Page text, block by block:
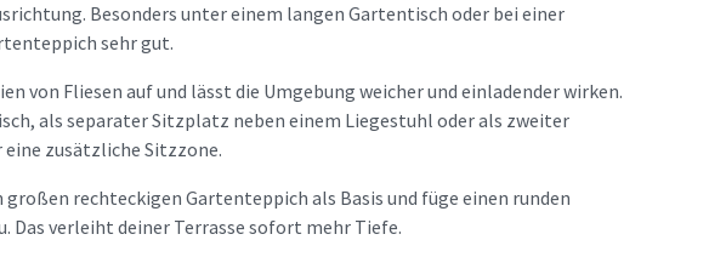
Besonders unter einem langen Gartentisch oder bei einer
sehr gut.
von Fliesen auf und lässt die Umgebung weicher und einladender wirken.
als separater Sitzplatz neben einem Liegestuhl oder als zweiter
zusätzliche Sitzzone.
rechteckigen Gartenteppich als Basis und füge einen runden
Das verleiht deiner Terrasse sofort mehr Tiefe.